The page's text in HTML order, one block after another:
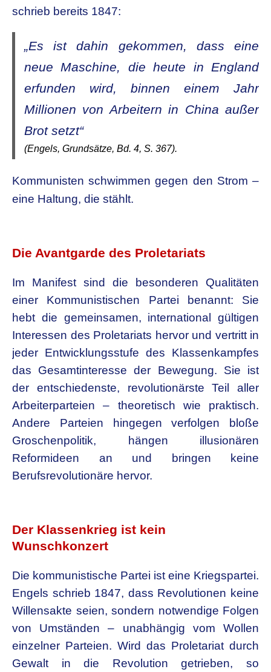
schrieb bereits 1847:
„Es ist dahin gekommen, dass eine
neue Maschine, die heute in England
erfunden wird, binnen einem Jahr
Millionen von Arbeitern in China außer
Brot setzt“
(Engels, Grundsätze, Bd. 4, S. 367).
Kommunisten schwimmen gegen den Strom –
eine Haltung, die stählt.
Die Avantgarde des Proletariats
Im Manifest sind die besonderen Qualitäten
einer Kommunistischen Partei benannt: Sie
hebt die gemeinsamen, international gültigen
Interessen des Proletariats hervor und vertritt in
jeder Entwicklungsstufe des Klassenkampfes
das Gesamtinteresse der Bewegung. Sie ist
der entschiedenste, revolutionärste Teil aller
Arbeiterparteien – theoretisch wie praktisch.
Andere Parteien hingegen verfolgen bloße
Groschenpolitik, hängen illusionären
Reformideen an und bringen keine
Berufsrevolutionäre hervor.
Der Klassenkrieg ist kein
Wunschkonzert
Die kommunistische Partei ist eine Kriegspartei.
Engels schrieb 1847, dass Revolutionen keine
Willensakte seien, sondern notwendige Folgen
von Umständen – unabhängig vom Wollen
einzelner Parteien. Wird das Proletariat durch
Gewalt in die Revolution getrieben, so